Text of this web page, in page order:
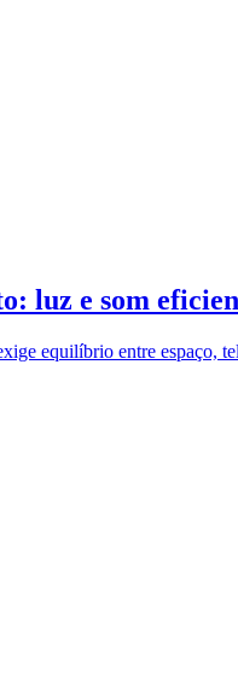
luz e som
equilíbrio entre espaço,